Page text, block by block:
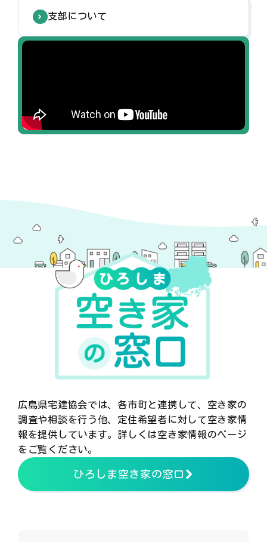
支部について
広島県宅建協会では、各市町と連携して、空き家の
調査や相談を行う他、定住希望者に対して空き家情
報を提供しています。詳しくは空き家情報のページ
をご覧ください。
ひろしま空き家の窓口